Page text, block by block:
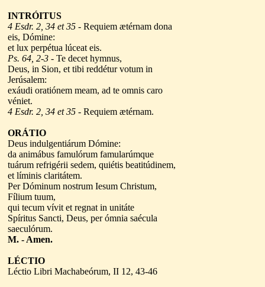
INTRÓITUS
4 Esdr. 2, 34 et 35 - Requiem ætérnam dona
eis, Dómine:
et lux perpétua lúceat eis.
Ps. 64, 2-3 - Te decet hymnus,
Deus, in Sion, et tibi reddétur votum in
Jerúsalem:
exáudi oratiónem meam, ad te omnis caro
véniet.
4 Esdr. 2, 34 et 35 - Requiem ætérnam.
ORÁTIO
Deus indulgentiárum Dómine:
da animábus famulórum famularúmque
tuárum refrigérii sedem, quiétis beatitúdinem,
et líminis claritátem.
Per Dóminum nostrum Iesum Christum,
Fílium tuum,
qui tecum vívit et regnat in unitáte
Spíritus Sancti, Deus, per ómnia saécula
saeculórum.
M. - Amen.
LÉCTIO
Léctio Libri Machabeórum, II 12, 43-46